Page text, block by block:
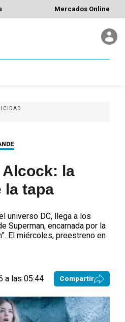
Mercados Online
Alcock: la
la tapa
universo DC, llega a los
Superman, encarnada por la
El miércoles, preestreno en
a las 05:44 Compartir